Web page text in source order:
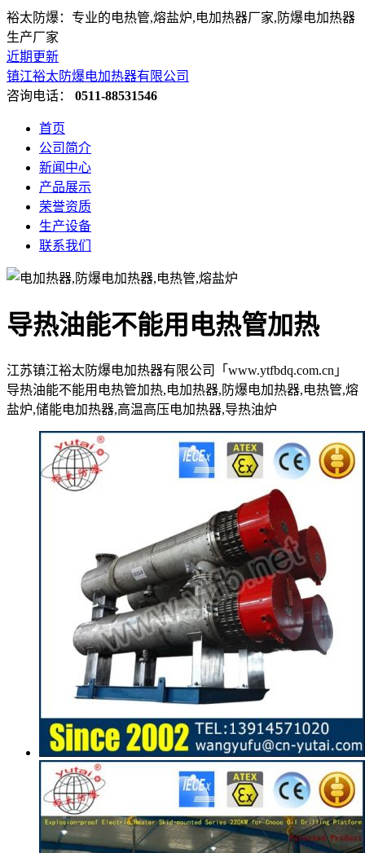
裕太防爆：专业的电热管,熔盐炉,电加热器厂家,防爆电加热器
生产厂家
近期更新
镇江裕太防爆电加热器有限公司
咨询电话： 0511-88531546
首页
公司简介
新闻中心
产品展示
荣誉资质
生产设备
联系我们
导热油能不能用电热管加热
江苏镇江裕太防爆电加热器有限公司「www.ytfbdq.com.cn」
导热油能不能用电热管加热,电加热器,防爆电加热器,电热管,熔
盐炉,储能电加热器,高温高压电加热器,导热油炉